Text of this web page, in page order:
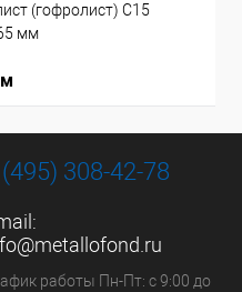
(гофролист) С15
мм
308-42-78
работы Пн-Пт: с 9:00 до